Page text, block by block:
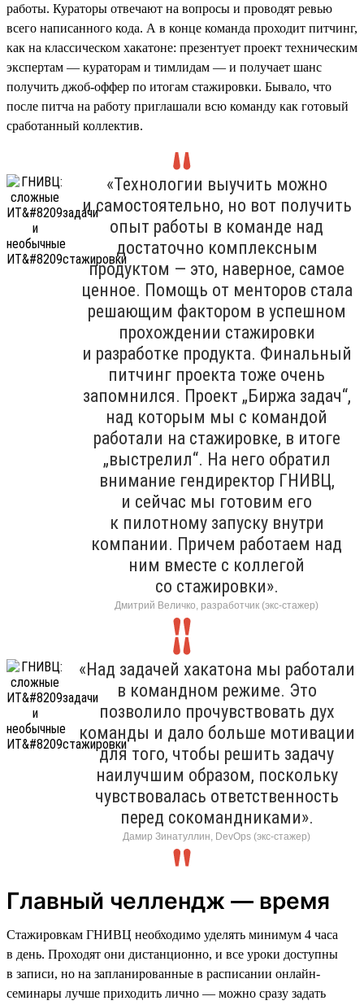
работы. Кураторы отвечают на вопросы и проводят ревью
всего написанного кода. А в конце команда проходит питчинг,
как на классическом хакатоне: презентует проект техническим
экспертам — кураторам и тимлидам — и получает шанс
получить джоб-оффер по итогам стажировки. Бывало, что
после питча на работу приглашали всю команду как готовый
сработанный коллектив.
«Технологии выучить можно
и самостоятельно, но вот получить
опыт работы в команде над
достаточно комплексным
продуктом — это, наверное, самое
ценное. Помощь от менторов стала
решающим фактором в успешном
прохождении стажировки
и разработке продукта. Финальный
питчинг проекта тоже очень
запомнился. Проект „Биржа задач“,
над которым мы с командой
работали на стажировке, в итоге
„выстрелил“. На него обратил
внимание гендиректор ГНИВЦ,
и сейчас мы готовим его
к пилотному запуску внутри
компании. Причем работаем над
ним вместе с коллегой
со стажировки».
Дмитрий Величко, разработчик (экс-стажер)
«Над задачей хакатона мы работали
в командном режиме. Это
позволило прочувствовать дух
команды и дало больше мотивации
для того, чтобы решить задачу
наилучшим образом, поскольку
чувствовалась ответственность
перед сокомандниками».
Дамир Зинатуллин, DevOps (экс-стажер)
Главный челлендж — время
Стажировкам ГНИВЦ необходимо уделять минимум 4 часа
в день. Проходят они дистанционно, и все уроки доступны
в записи, но на запланированные в расписании онлайн-
семинары лучше приходить лично — можно сразу задать